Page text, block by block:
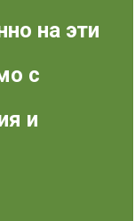
на эти
с
и